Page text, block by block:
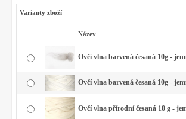
Varianty zboží
Název
Ovčí vlna barvená česaná 10g -
Ovčí vlna barvená česaná 10g -
Ovčí vlna přírodní česaná 10 g -